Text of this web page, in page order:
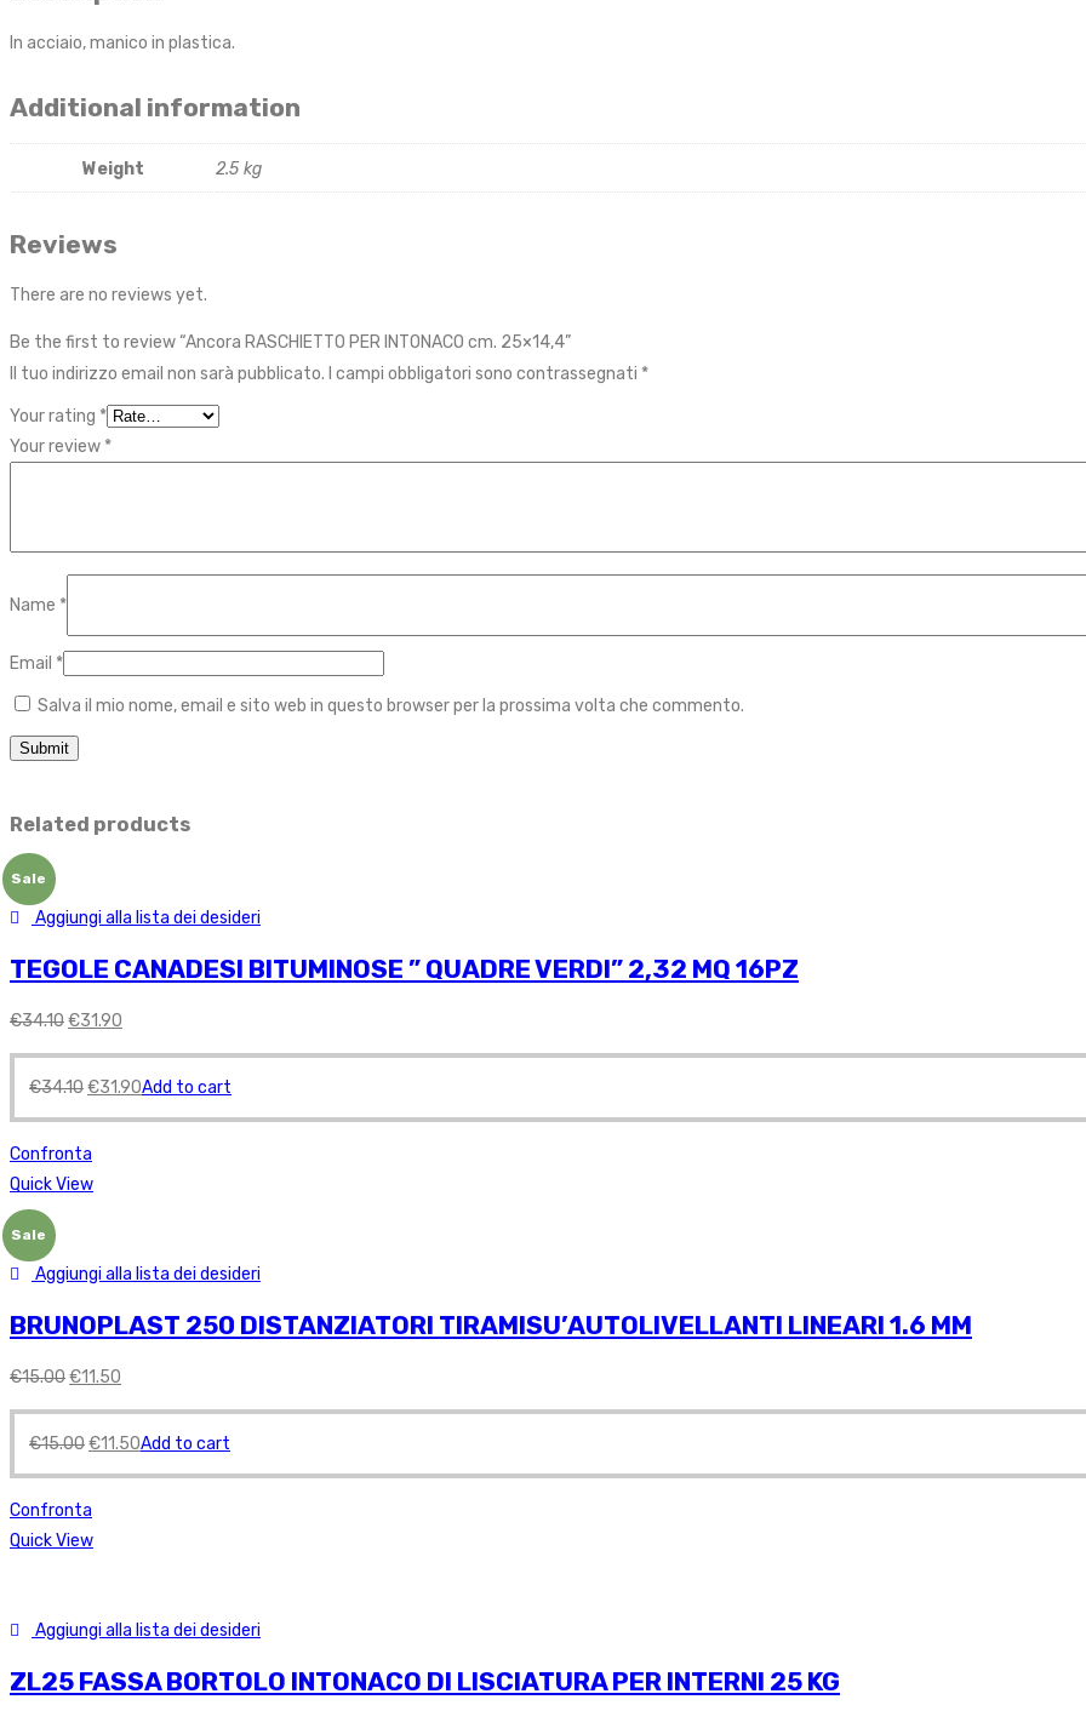
In acciaio, manico in plastica.
Additional information
Weight 2.5 kg
Reviews
There are no reviews yet.
Be the first to review “Ancora RASCHIETTO PER INTONACO cm. 25×14,4”
Il tuo indirizzo email non sarà pubblicato. I campi obbligatori sono contrassegnati *
Your rating *
Your review *
Name *
Email *
Salva il mio nome, email e sito web in questo browser per la prossima volta che commento.
Related products
Sale
Aggiungi alla lista dei desideri
TEGOLE CANADESI BITUMINOSE ” QUADRE VERDI” 2,32 MQ 16PZ
€34.10€31.90
€34.10€31.90Add to cart
Confronta
Quick View
Sale
Aggiungi alla lista dei desideri
BRUNOPLAST 250 DISTANZIATORI TIRAMISU’AUTOLIVELLANTI LINEARI 1.6 MM
€15.00€11.50
€15.00€11.50Add to cart
Confronta
Quick View
Aggiungi alla lista dei desideri
ZL25 FASSA BORTOLO INTONACO DI LISCIATURA PER INTERNI 25 KG